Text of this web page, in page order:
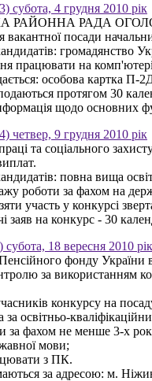
субота, 4 грудня 2010 рік
РАЙОННА РАДА
вакантної посади
громадянство
працювати на комп'ютері
особова картка П-
протягом 30
щодо основних
четвер, 9 грудня 2010 рік
та соціального
повна вища
роботи за фахом на
участь у конкурсі
заяв на конкурс - 30
18 вересня 2010 рік
фонду України
за використанням
конкурсу на
освітньо-
за фахом не менше 3-х
мови;
з ПК.
за адресою: м.